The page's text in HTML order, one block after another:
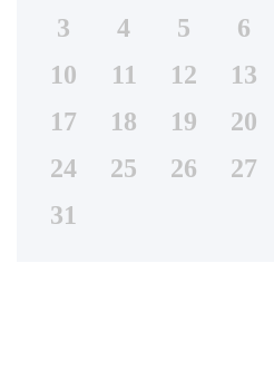
3
4 5 6
10
11 12 13
17
18 19 20
24
25 26 27
31